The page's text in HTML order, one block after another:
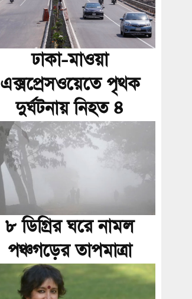
ঢাকা-মাওয়া
এক্সপ্রেসওয়েতে পৃথক
দুর্ঘটনায় নিহত ৪
৮ ডিগ্রির ঘরে নামল
পঞ্চগড়ের তাপমাত্রা